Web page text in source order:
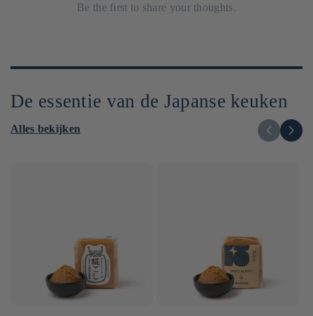
Be the first to share your thoughts.
De essentie van de Japanse keuken
Alles bekijken